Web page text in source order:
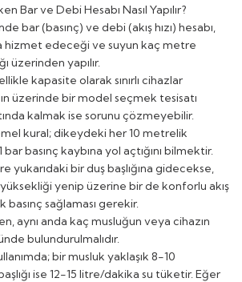
Bar ve Debi Hesabı Nasıl Yapılır?
bar (basınç) ve debi (akış hızı) hesabı,
hizmet edeceği ve suyun kaç metre
üzerinden yapılır.
kapasite olarak sınırlı cihazlar
üzerinde bir model seçmek tesisatı
kalmak ise sorunu çözmeyebilir.
kural; dikeydeki her 10 metrelik
basınç kaybına yol açtığını bilmektir.
yukarıdaki bir duş başlığına gidecekse,
yenip üzerine bir de konforlu akış
basınç sağlaması gerekir.
aynı anda kaç musluğun veya cihazın
bulundurulmalıdır.
bir musluk yaklaşık 8-10
ise 12-15 litre/dakika su tüketir. Eğer